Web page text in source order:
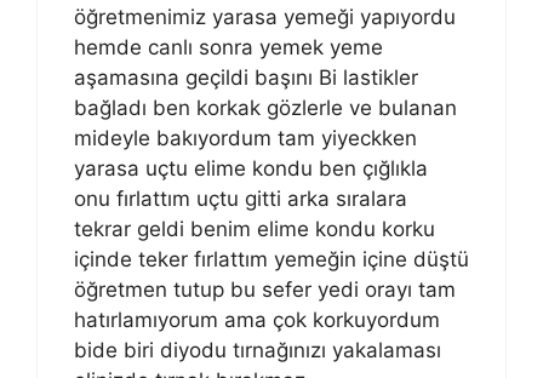
öğretmenimiz yarasa yemeği yapıyordu
hemde canlı sonra yemek yeme
aşamasına geçildi başını Bi lastikler
bağladı ben korkak gözlerle ve bulanan
mideyle bakıyordum tam yiyeckken
yarasa uçtu elime kondu ben çığlıkla
onu fırlattım uçtu gitti arka sıralara
tekrar geldi benim elime kondu korku
içinde teker fırlattım yemeğin içine düştü
öğretmen tutup bu sefer yedi orayı tam
hatırlamıyorum ama çok korkuyordum
bide biri diyodu tırnağınızı yakalaması